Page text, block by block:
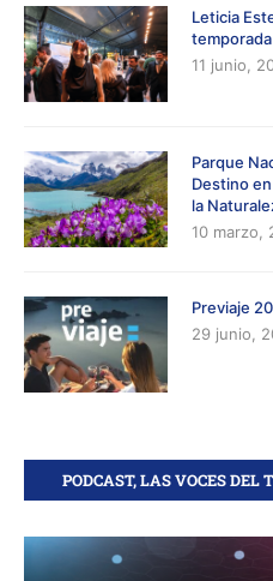
Leticia
11 junio,
Parque
Destino
la
10 marzo,
Previaje
29 junio,
PODCAST, LAS VOCES DEL